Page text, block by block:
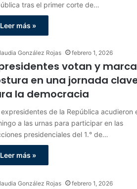
tras el primer corte de…
Leer más »
González Rojas febrero 1, 2026
votan y
en una jornada
la democracia
expresidentes de la República acudieron
a las urnas para participar en las
presidenciales del 1.° de…
Leer más »
González Rojas febrero 1, 2026